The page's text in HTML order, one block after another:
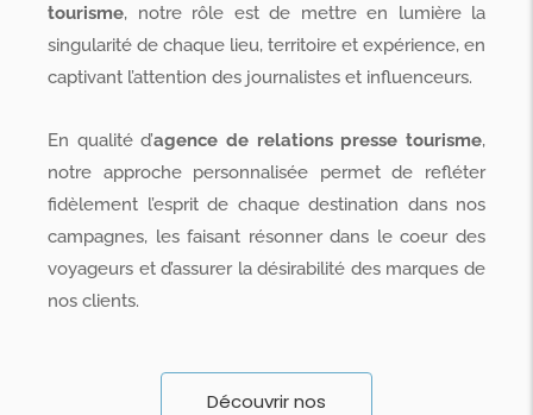
tourisme, notre rôle est de mettre en lumière la
singularité de chaque lieu, territoire et expérience, en
captivant l’attention des journalistes et influenceurs.
En qualité d’agence de relations presse tourisme,
notre approche personnalisée permet de refléter
fidèlement l’esprit de chaque destination dans nos
campagnes, les faisant résonner dans le coeur des
voyageurs et d’assurer la désirabilité des marques de
nos clients.
Découvrir nos